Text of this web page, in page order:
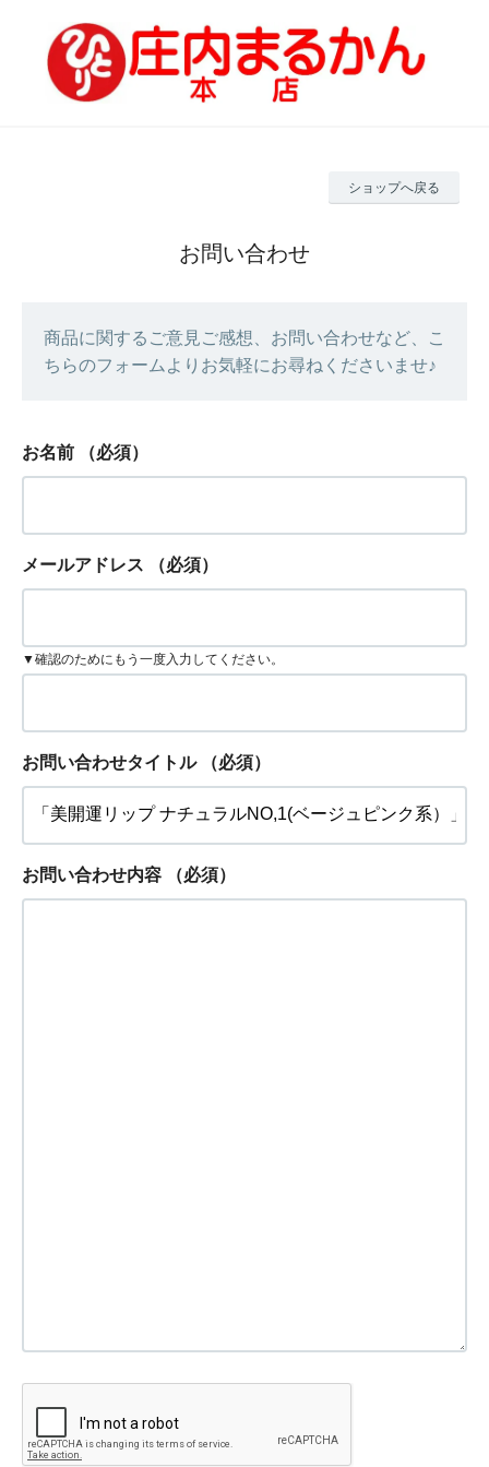
ショップへ戻る
お問い合わせ
商品に関するご意見ご感想、お問い合わせなど、こ
ちらのフォームよりお気軽にお尋ねくださいませ♪
お名前 （必須）
メールアドレス （必須）
▼確認のためにもう一度入力してください。
お問い合わせタイトル （必須）
お問い合わせ内容 （必須）